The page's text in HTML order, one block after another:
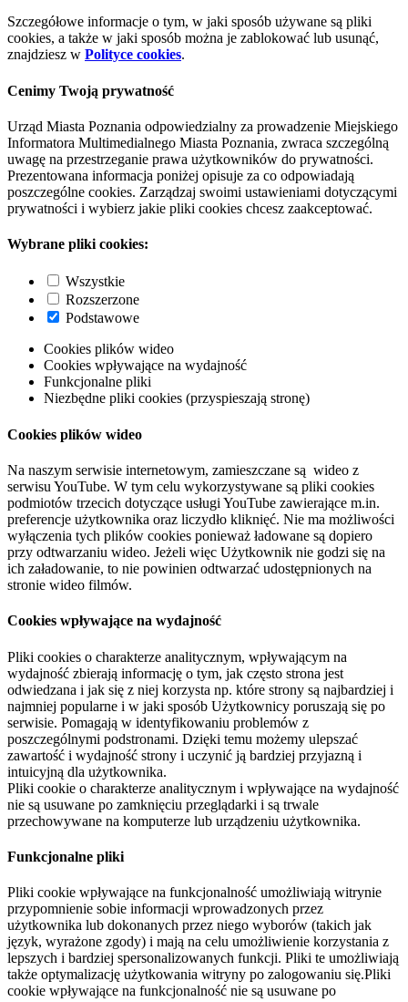
Szczegółowe informacje o tym, w jaki sposób używane są pliki
cookies, a także w jaki sposób można je zablokować lub usunąć,
znajdziesz w Polityce cookies.
Cenimy Twoją prywatność
Urząd Miasta Poznania odpowiedzialny za prowadzenie Miejskiego
Informatora Multimedialnego Miasta Poznania, zwraca szczególną
uwagę na przestrzeganie prawa użytkowników do prywatności.
Prezentowana informacja poniżej opisuje za co odpowiadają
poszczególne cookies. Zarządzaj swoimi ustawieniami dotyczącymi
prywatności i wybierz jakie pliki cookies chcesz zaakceptować.
Wybrane pliki cookies:
Wszystkie
Rozszerzone
Podstawowe
Cookies plików wideo
Cookies wpływające na wydajność
Funkcjonalne pliki
Niezbędne pliki cookies (przyspieszają stronę)
Cookies plików wideo
Na naszym serwisie internetowym, zamieszczane są wideo z
serwisu YouTube. W tym celu wykorzystywane są pliki cookies
podmiotów trzecich dotyczące usługi YouTube zawierające m.in.
preferencje użytkownika oraz liczydło kliknięć. Nie ma możliwości
wyłączenia tych plików cookies ponieważ ładowane są dopiero
przy odtwarzaniu wideo. Jeżeli więc Użytkownik nie godzi się na
ich załadowanie, to nie powinien odtwarzać udostępnionych na
stronie wideo filmów.
Cookies wpływające na wydajność
Pliki cookies o charakterze analitycznym, wpływającym na
wydajność zbierają informację o tym, jak często strona jest
odwiedzana i jak się z niej korzysta np. które strony są najbardziej i
najmniej popularne i w jaki sposób Użytkownicy poruszają się po
serwisie. Pomagają w identyfikowaniu problemów z
poszczególnymi podstronami. Dzięki temu możemy ulepszać
zawartość i wydajność strony i uczynić ją bardziej przyjazną i
intuicyjną dla użytkownika.
Pliki cookie o charakterze analitycznym i wpływające na wydajność
nie są usuwane po zamknięciu przeglądarki i są trwale
przechowywane na komputerze lub urządzeniu użytkownika.
Funkcjonalne pliki
Pliki cookie wpływające na funkcjonalność umożliwiają witrynie
przypomnienie sobie informacji wprowadzonych przez
użytkownika lub dokonanych przez niego wyborów (takich jak
język, wyrażone zgody) i mają na celu umożliwienie korzystania z
lepszych i bardziej spersonalizowanych funkcji. Pliki te umożliwiają
także optymalizację użytkowania witryny po zalogowaniu się.Pliki
cookie wpływające na funkcjonalność nie są usuwane po